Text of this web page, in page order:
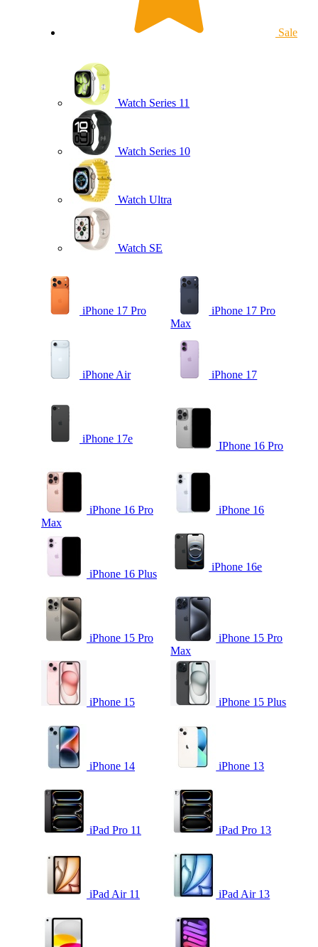
Sale
Watch Series 11
Watch Series 10
Watch Ultra
Watch SE
iPhone 17 Pro
iPhone 17 Pro
Max
iPhone Air iPhone 17
iPhone 17e
IPhone 16 Pro
iPhone 16 Pro
Max
iPhone 16
iPhone 16 Plus
iPhone 16e
iPhone 15 Pro
iPhone 15 Pro
Max
iPhone 15 iPhone 15 Plus
iPhone 14 iPhone 13
iPad Pro 11 iPad Pro 13
iPad Air 11 iPad Air 13